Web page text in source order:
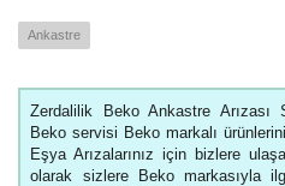
Ankastre
Zerdalilik Beko Ankastre
Beko servisi Beko markalı
Eşya Arızalarınız için bizlere
olarak sizlere Beko markasıyla